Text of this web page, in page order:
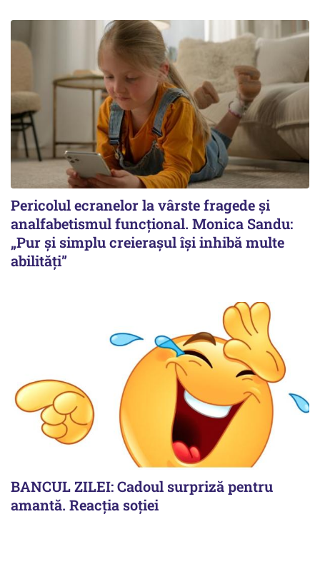
Pericolul ecranelor la vârste fragede și
analfabetismul funcțional. Monica Sandu:
„Pur și simplu creierașul își inhibă multe
abilități”
BANCUL ZILEI: Cadoul surpriză pentru
amantă. Reacția soției